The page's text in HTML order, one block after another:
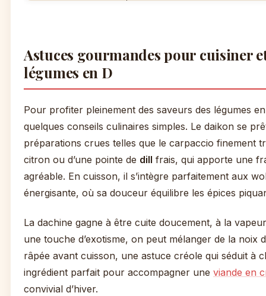
Astuces gourmandes pour cuisiner
légumes en D
Pour profiter pleinement des saveurs des légumes
quelques conseils culinaires simples. Le daikon se
préparations crues telles que le carpaccio finement
citron ou d’une pointe de dill frais, qui apporte une
agréable. En cuisson, il s’intègre parfaitement aux
énergisante, où sa douceur équilibre les épices
La dachine gagne à être cuite doucement, à la
une touche d’exotisme, on peut mélanger de la noix
râpée avant cuisson, une astuce créole qui séduit à
ingrédient parfait pour accompagner une viande en
convivial d’hiver.